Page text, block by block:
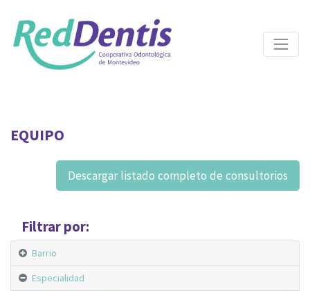
EQUIPO
Descargar listado completo de consultorios
Filtrar por:
Barrio
Especialidad